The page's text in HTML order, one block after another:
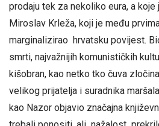
prodaju tek za nekoliko eura, a
Miroslav Krleža, koji je među
marginalizirao hrvatsku povijest.
smrti, najvažnijih komunističkih
kišobran, kao netko tko čuva
velikog prijatelja i suradnika
kao Nazor objavio značajna